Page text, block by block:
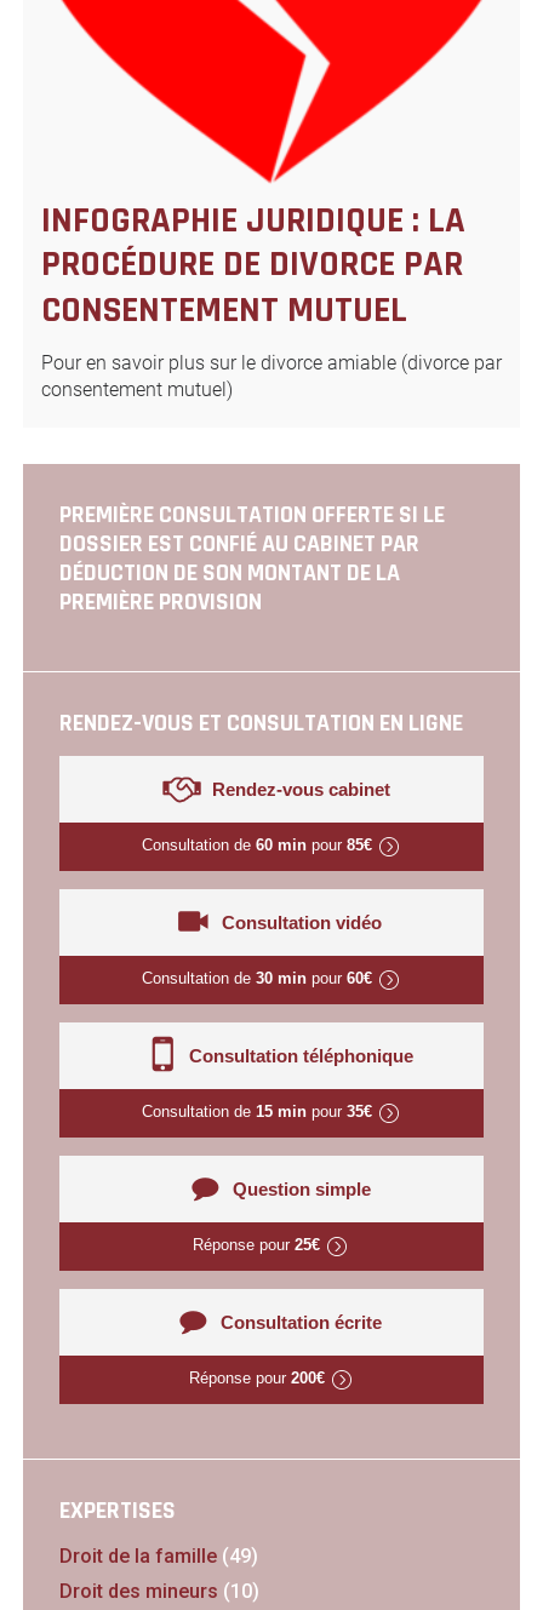
INFOGRAPHIE JURIDIQUE : LA
PROCÉDURE DE DIVORCE PAR
CONSENTEMENT MUTUEL
Pour en savoir plus sur le divorce amiable (divorce par
consentement mutuel)
PREMIÈRE CONSULTATION OFFERTE SI LE
DOSSIER EST CONFIÉ AU CABINET PAR
DÉDUCTION DE SON MONTANT DE LA
PREMIÈRE PROVISION
RENDEZ-VOUS ET CONSULTATION EN LIGNE
Rendez-vous cabinet
Consultation de 60 minpour 85€
Consultation vidéo
Consultation de 30 minpour 60€
Consultation téléphonique
Consultation de 15 minpour 35€
Question simple
Réponse pour25€
Consultation écrite
Réponse pour 200€
EXPERTISES
Droit de la famille(49)
Droit des mineurs (10)